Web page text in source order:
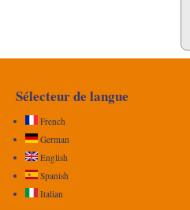
Sélecteur de langue
French
German
English
Spanish
Italian